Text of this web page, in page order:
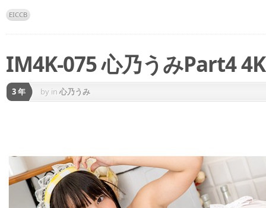
EICCB
IM4K-075 心乃うみPart4 4K
3 年 by in 心乃うみ